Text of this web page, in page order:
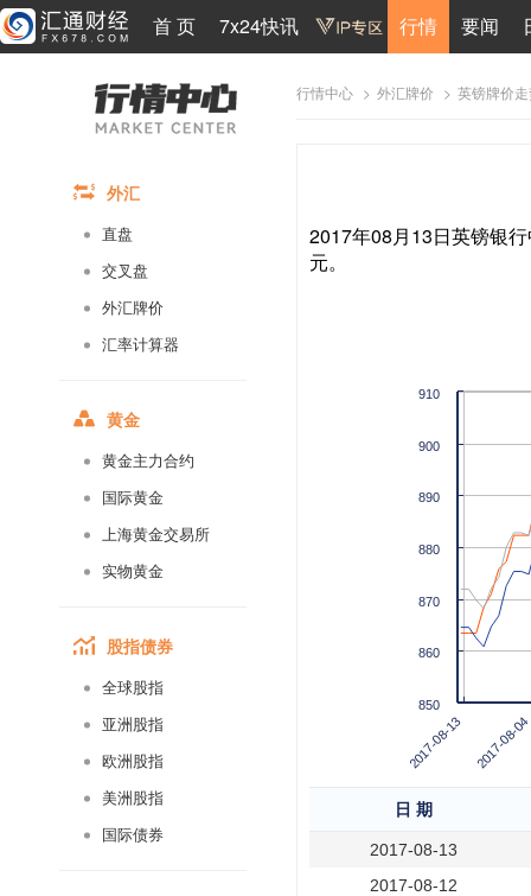
首 页 7x24快讯 行情 要闻
外汇
直盘
交叉盘
外汇牌价
汇率计算器
黄金
黄金主力合约
国际黄金
上海黄金交易所
实物黄金
股指债券
全球股指
亚洲股指
欧洲股指
美洲股指
国际债券
行情中心 > 外汇牌价 > 英镑牌价
2017年08月13日英镑银
元。
2017-08-13 2017-08-04
850
860
870
880
890
900
910
日 期
2017-08-13
2017-08-12